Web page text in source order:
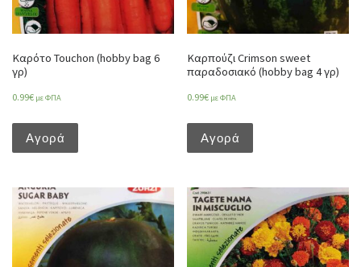
Καρότο Touchon (hobby bag 6
γρ)
0.99€ με ΦΠΑ
Αγορά
Καρπούζι Crimson sweet
παραδοσιακό (hobby bag 4 γρ)
0.99€ με ΦΠΑ
Αγορά